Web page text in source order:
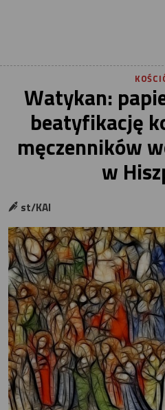
Watykan:
beatyfikację
męczenników
w
st/KAI